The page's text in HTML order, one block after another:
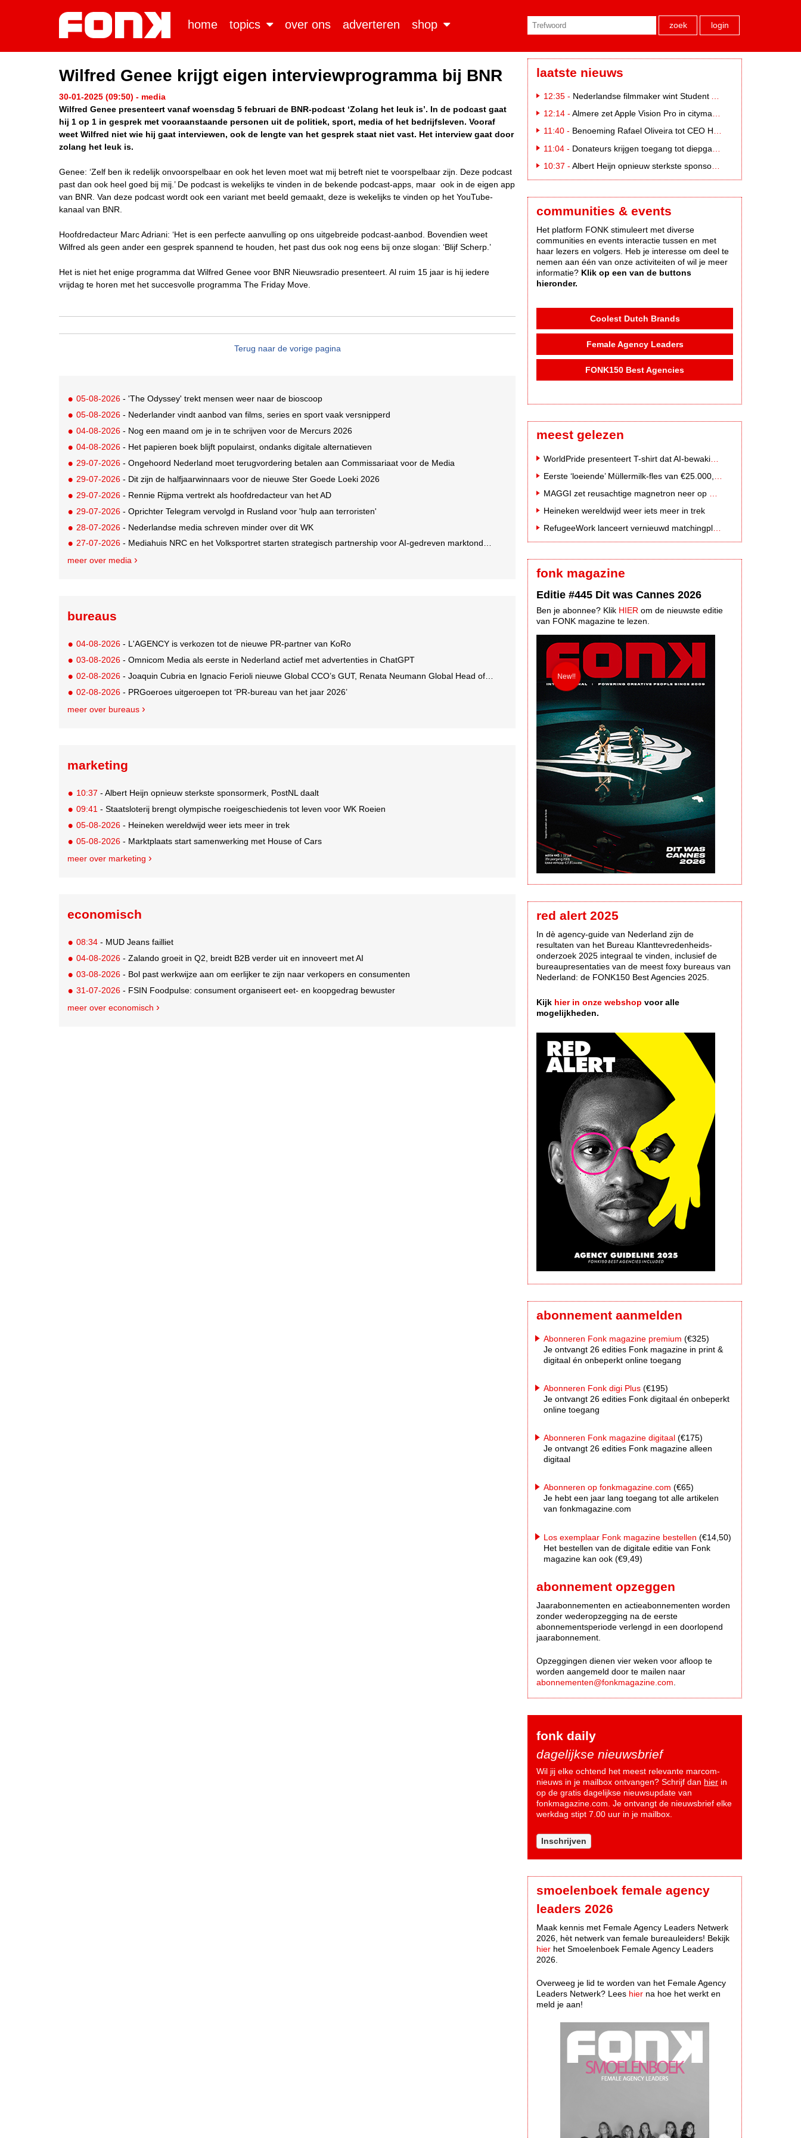
home topics over ons adverteren shop zoek login
Wilfred Genee krijgt eigen interviewprogramma bij BNR
30-01-2025 (09:50) - media
Wilfred Genee presenteert vanaf woensdag 5 februari de BNR-podcast ‘Zolang het leuk is’. In de podcast gaat
hij 1 op 1 in gesprek met vooraanstaande personen uit de politiek, sport, media of het bedrijfsleven. Vooraf
weet Wilfred niet wie hij gaat interviewen, ook de lengte van het gesprek staat niet vast. Het interview gaat door
zolang het leuk is.
Genee: ‘Zelf ben ik redelijk onvoorspelbaar en ook het leven moet wat mij betreft niet te voorspelbaar zijn. Deze podcast
past dan ook heel goed bij mij.’ De podcast is wekelijks te vinden in de bekende podcast-apps, maar ook in de eigen app
van BNR. Van deze podcast wordt ook een variant met beeld gemaakt, deze is wekelijks te vinden op het YouTube-
kanaal van BNR.
Hoofdredacteur Marc Adriani: ‘Het is een perfecte aanvulling op ons uitgebreide podcast-aanbod. Bovendien weet
Wilfred als geen ander een gesprek spannend te houden, het past dus ook nog eens bij onze slogan: ‘Blijf Scherp.’
Het is niet het enige programma dat Wilfred Genee voor BNR Nieuwsradio presenteert. Al ruim 15 jaar is hij iedere
vrijdag te horen met het succesvolle programma The Friday Move.
Terug naar de vorige pagina
05-08-2026 - 'The Odyssey' trekt mensen weer naar de bioscoop
05-08-2026 - Nederlander vindt aanbod van films, series en sport vaak versnipperd
04-08-2026 - Nog een maand om je in te schrijven voor de Mercurs 2026
04-08-2026 - Het papieren boek blijft populairst, ondanks digitale alternatieven
29-07-2026 - Ongehoord Nederland moet terugvordering betalen aan Commissariaat voor de Media
29-07-2026 - Dit zijn de halfjaarwinnaars voor de nieuwe Ster Goede Loeki 2026
29-07-2026 - Rennie Rijpma vertrekt als hoofdredacteur van het AD
29-07-2026 - Oprichter Telegram vervolgd in Rusland voor 'hulp aan terroristen'
28-07-2026 - Nederlandse media schreven minder over dit WK
27-07-2026 - Mediahuis NRC en het Volksportret starten strategisch partnership voor AI-gedreven marktonderzoek
meer over media
bureaus
04-08-2026 - L'AGENCY is verkozen tot de nieuwe PR-partner van KoRo
03-08-2026 - Omnicom Media als eerste in Nederland actief met advertenties in ChatGPT
02-08-2026 - Joaquin Cubria en Ignacio Ferioli nieuwe Global CCO’s GUT, Renata Neumann Global Head of Production
02-08-2026 - PRGoeroes uitgeroepen tot ‘PR-bureau van het jaar 2026’
meer over bureaus
marketing
10:37 - Albert Heijn opnieuw sterkste sponsormerk, PostNL daalt
09:41 - Staatsloterij brengt olympische roeigeschiedenis tot leven voor WK Roeien
05-08-2026 - Heineken wereldwijd weer iets meer in trek
05-08-2026 - Marktplaats start samenwerking met House of Cars
meer over marketing
economisch
08:34 - MUD Jeans failliet
04-08-2026 - Zalando groeit in Q2, breidt B2B verder uit en innoveert met AI
03-08-2026 - Bol past werkwijze aan om eerlijker te zijn naar verkopers en consumenten
31-07-2026 - FSIN Foodpulse: consument organiseert eet- en koopgedrag bewuster
meer over economisch
laatste nieuws
12:35 - Nederlandse filmmaker wint Student Academy Award
12:14 - Almere zet Apple Vision Pro in citymarketing
11:40 - Benoeming Rafael Oliveira tot CEO Heineken nu defintief
11:04 - Donateurs krijgen toegang tot diepgaandere informatie over goede doelen
10:37 - Albert Heijn opnieuw sterkste sponsormerk, PostNL daalt
communities & events
Het platform FONK stimuleert met diverse
communities en events interactie tussen en met
haar lezers en volgers. Heb je interesse om deel te
nemen aan één van onze activiteiten of wil je meer
informatie? Klik op een van de buttons
hieronder.
Coolest Dutch Brands
Female Agency Leaders
FONK150 Best Agencies
meest gelezen
Heineken wereldwijd weer iets meer in trek
RefugeeWork lanceert vernieuwd matchingplatform voor nieuwkomers en werkgevers
fonk magazine
Editie #445 Dit was Cannes 2026
Ben je abonnee? Klik HIER om de nieuwste editie
van FONK magazine te lezen.
red alert 2025
In dè agency-guide van Nederland zijn de
resultaten van het Bureau Klanttevredenheids-
onderzoek 2025 integraal te vinden, inclusief de
bureaupresentaties van de meest foxy bureaus van
Nederland: de FONK150 Best Agencies 2025.
Kijk hier in onze webshop voor alle
mogelijkheden.
abonnement aanmelden
Abonneren Fonk magazine premium (€325)
Je ontvangt 26 edities Fonk magazine in print &
digitaal én onbeperkt online toegang
Abonneren Fonk digi Plus (€195)
Je ontvangt 26 edities Fonk digitaal én onbeperkt
online toegang
Abonneren Fonk magazine digitaal (€175)
Je ontvangt 26 edities Fonk magazine alleen
digitaal
Abonneren op fonkmagazine.com (€65)
Je hebt een jaar lang toegang tot alle artikelen
van fonkmagazine.com
Los exemplaar Fonk magazine bestellen (€14,50)
Het bestellen van de digitale editie van Fonk
magazine kan ook (€9,49)
abonnement opzeggen
Jaarabonnementen en actieabonnementen worden
zonder wederopzegging na de eerste
abonnementsperiode verlengd in een doorlopend
jaarabonnement.
Opzeggingen dienen vier weken voor afloop te
worden aangemeld door te mailen naar
abonnementen@fonkmagazine.com
fonk daily
dagelijkse nieuwsbrief
Wil jij elke ochtend het meest relevante marcom-
nieuws in je mailbox ontvangen? Schrijf dan hier in
op de gratis dagelijkse nieuwsupdate van
fonkmagazine.com. Je ontvangt de nieuwsbrief elke
werkdag stipt 7.00 uur in je mailbox.
Inschrijven
smoelenboek female agency
leaders 2026
Maak kennis met Female Agency Leaders Netwerk
2026, hèt netwerk van female bureauleiders! Bekijk
hier het Smoelenboek Female Agency Leaders
2026.
Overweeg je lid te worden van het Female Agency
Leaders Netwerk? Lees hier na hoe het werkt en
meld je aan!